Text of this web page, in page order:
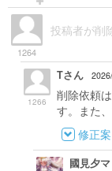
1264
投稿者が削
1266
Tさん
削除依頼
す。また
修正案
國見夕マ